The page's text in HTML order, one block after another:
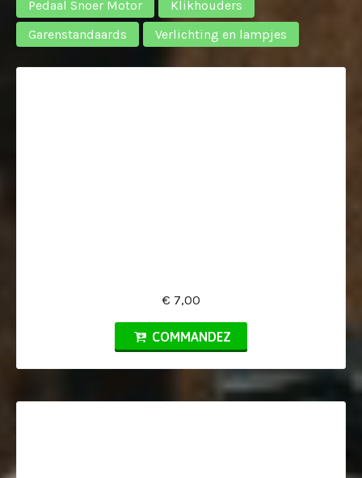
Pedaal Snoer Motor
Klikhouders
Garenstandaards
Verlichting en lampjes
€ 7,00
COMMANDEZ